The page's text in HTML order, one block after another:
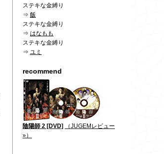
ステキな金縛り
⇒ 飯
ステキな金縛り
⇒ はなもも
ステキな金縛り
⇒ ユミ
recommend
陰陽師 2 [DVD]
（JUGEMレビュー
»）